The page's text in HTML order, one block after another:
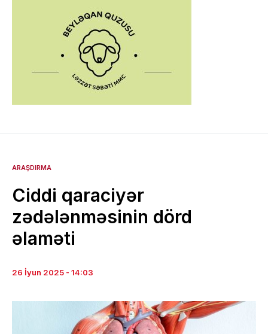
ARAŞDIRMA
Ciddi qaraciyər
zədələnməsinin dörd
əlaməti
26 İyun 2025 - 14:03